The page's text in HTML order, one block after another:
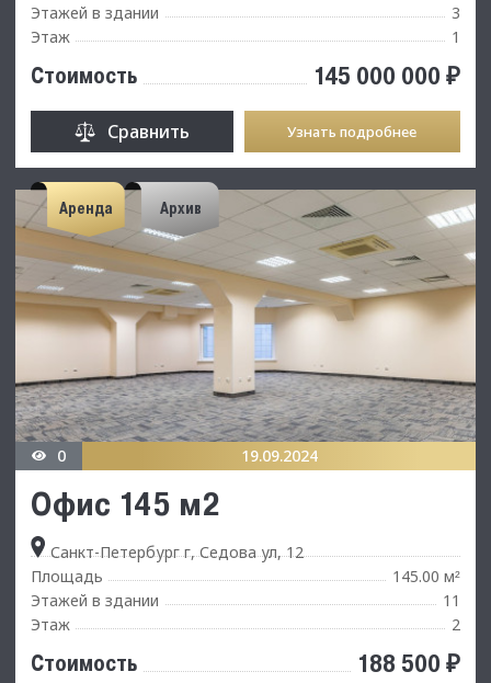
Этажей в здании
3
Этаж
1
Стоимость 145 000 000 ₽
Сравнить Узнать подробнее
Аренда Архив
0 19.09.2024
Офис 145 м2
Санкт-Петербург г, Седова ул, 12
Площадь
145.00 м²
Этажей в здании
11
Этаж
2
Стоимость 188 500 ₽